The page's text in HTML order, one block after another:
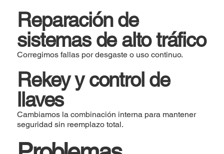
Reparación de
sistemas de alto tráfico
Corregimos fallas por desgaste o uso continuo.
Rekey y control de
llaves
Cambiamos la combinación interna para mantener
seguridad sin reemplazo total.